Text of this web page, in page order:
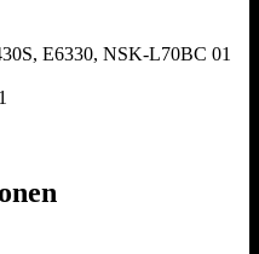
E6330, NSK-L70BC 01